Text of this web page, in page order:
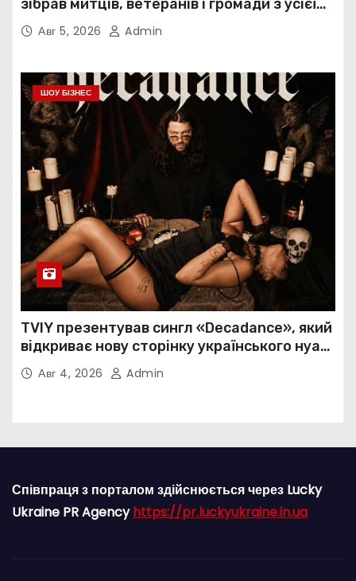
зібрав митців, ветеранів і громади з усієї
України
Авг 5, 2026 Admin
ШОУ БІЗНЕС
TVIY презентував сингл «Decadance», який
відкриває нову сторінку українського нуар-
попуАвг 4, 2026 Admin
Співпраця з порталом здійснюється через Lucky
Ukraine PR Agencyhttps://pr.luckyukraine.in.ua